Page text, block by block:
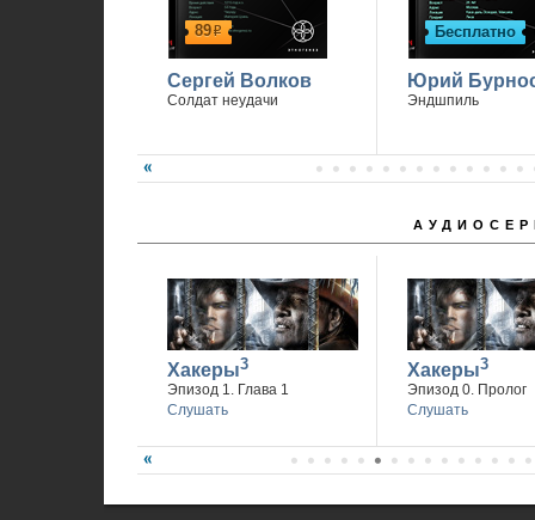
89р
Сергей Волков
Солдат неудачи
Бесплатно
Юрий
Эндшпиль
Хакеры3
Эпизод 1. Глава 1
Слушать
Хакеры3
Эпизод 0. Пролог
Слушать